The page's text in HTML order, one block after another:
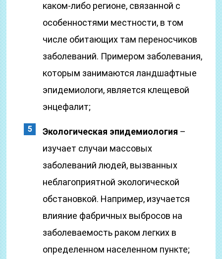
каком-либо регионе, связанной с
особенностями местности, в том
числе обитающих там переносчиков
заболеваний. Примером заболевания,
которым занимаются ландшафтные
эпидемиологи, является клещевой
энцефалит;
Экологическая эпидемиология –
изучает случаи массовых
заболеваний людей, вызванных
неблагоприятной экологической
обстановкой. Например, изучается
влияние фабричных выбросов на
заболеваемость раком легких в
определенном населенном пункте;